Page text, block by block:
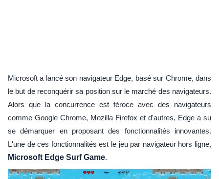
Microsoft a lancé son navigateur Edge, basé sur Chrome, dans
le but de reconquérir sa position sur le marché des navigateurs.
Alors que la concurrence est féroce avec des navigateurs
comme Google Chrome, Mozilla Firefox et d'autres, Edge a su
se démarquer en proposant des fonctionnalités innovantes.
L'une de ces fonctionnalités est le jeu par navigateur hors ligne,
Microsoft Edge Surf Game.